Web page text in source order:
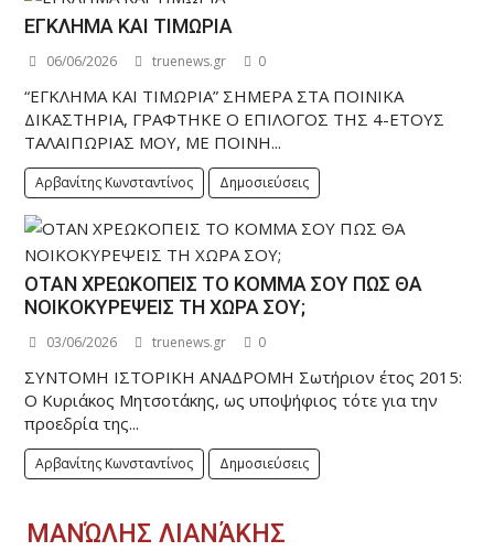
ΕΓΚΛΗΜΑ ΚΑΙ ΤΙΜΩΡΙΑ
06/06/2026 truenews.gr 0
“ΕΓΚΛΗΜΑ ΚΑΙ ΤΙΜΩΡΙΑ” ΣΗΜΕΡΑ ΣΤΑ ΠΟΙΝΙΚΑ
ΔΙΚΑΣΤΗΡΙΑ, ΓΡΑΦΤΗΚΕ Ο ΕΠΙΛΟΓΟΣ ΤΗΣ 4-ΕΤΟΥΣ
ΤΑΛΑΙΠΩΡΙΑΣ ΜΟΥ, ΜΕ ΠΟΙΝΗ...
Αρβανίτης Κωνσταντίνος Δημοσιεύσεις
ΟΤΑΝ ΧΡΕΩΚΟΠΕΙΣ ΤΟ ΚΟΜΜΑ ΣΟΥ ΠΩΣ ΘΑ
ΝΟΙΚΟΚΥΡΕΨΕΙΣ ΤΗ ΧΩΡΑ ΣΟΥ;
03/06/2026 truenews.gr 0
ΣΥΝΤΟΜΗ ΙΣΤΟΡΙΚΗ ΑΝΑΔΡΟΜΗ Σωτήριον έτος 2015:
Ο Κυριάκος Μητσοτάκης, ως υποψήφιος τότε για την
προεδρία της...
Αρβανίτης Κωνσταντίνος Δημοσιεύσεις
ΜΑΝΏΛΗΣ ΛΙΑΝΆΚΗΣ